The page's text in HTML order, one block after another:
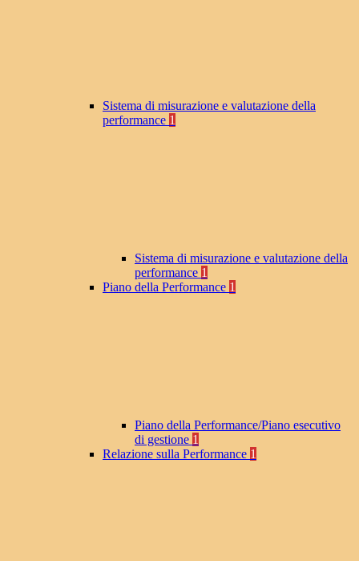
Sistema di misurazione e valutazione della
performance 1
Sistema di misurazione e valutazione della
performance 1
Piano della Performance 1
Piano della Performance/Piano esecutivo
di gestione 1
Relazione sulla Performance 1